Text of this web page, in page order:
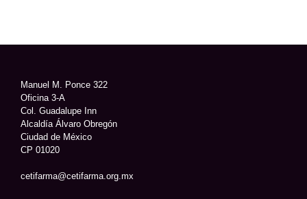
Manuel M. Ponce 322
Oficina 3-A
Col. Guadalupe Inn
Alcaldía Álvaro Obregón
Ciudad de México
CP 01020
cetifarma@cetifarma.org.mx